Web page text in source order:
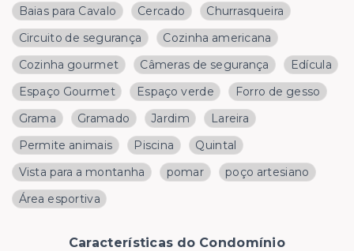
Baias para Cavalo Cercado
Churrasqueira
Circuito de segurança
Cozinha americana
Cozinha gourmet
Câmeras de segurança
Edícula
Espaço Gourmet
Espaço verde
Forro de gesso
Grama
Gramado Jardim
Lareira
Permite animais
Piscina
Quintal
Vista para a montanha
pomar
poço artesiano
Área esportiva
Características do Condomínio